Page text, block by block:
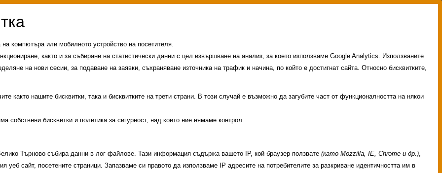
компютъра или мобилното устройство на посетителя.
както и за събиране на статистически данни с цел извършване на анализ, за което използваме Google Analytics. Използваните
на нови сесии, за подаване на заявки, съхраняване източника на трафик и начина, по който е достигнат сайта. Относно бисквитките,
както нашите бисквитки, така и бисквитките на трети страни. В този случай е възможно да загубите част от функционалността на някои
бисквитки и политика за сигурност, над които ние нямаме контрол.
Търново събира данни в лог файлове. Тази информация съдържа вашето IP, кой браузер ползвате (като Mozzilla, IE, Chrome и др.),
уеб сайт, посетените страници. Запазваме си правото да използваме IP адресите на потребителите за разкриване идентичността им в